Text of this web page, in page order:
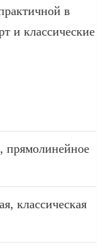
в
и классические
прямолинейное
классическая